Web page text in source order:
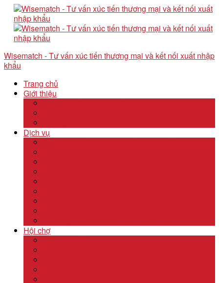
Wisematch - Tư vấn xúc tiến thương mại và kết nối xuất nhập
khẩu
Trang chủ
Giới thiệu
Dịch vụ
Hội chợ